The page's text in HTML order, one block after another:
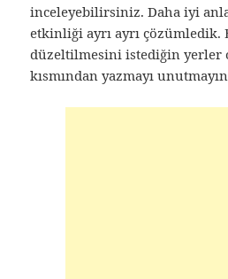
inceleyebilirsiniz. Daha iyi
etkinliği ayrı ayrı çözümledik.
düzeltilmesini istediğin yerler
kısmından yazmayı